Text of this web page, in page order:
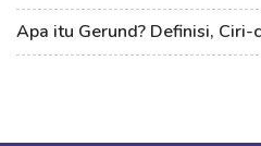
Apa itu Gerund? Definisi,